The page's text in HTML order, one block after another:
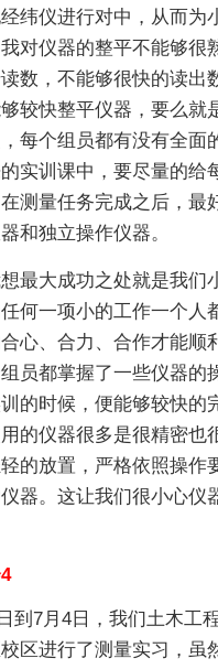
纬仪进行对中，从而为
对仪器的整平不能够很
数，不能够很快的读出
较快整平仪器，要么就
每个组员都有没有全面
实训课中，要尽量的给
测量任务完成之后，最
和独立操作仪器。
大成功之处就是我们
何一项小的工作一个人
心、合力、合作才能顺
员都掌握了一些仪器的
的时候，便能够较快的
的仪器很多是很精密也
的放置，严格依照操作
器。这让我们很小心仪
7月4日，我们土木工
区进行了测量实习，虽